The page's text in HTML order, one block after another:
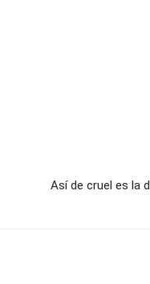
Así de cruel es la